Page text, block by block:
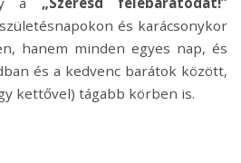
és karácsonykor
hanem minden egyes nap, és
és a kedvenc barátok között,
kettővel) tágabb körben is.